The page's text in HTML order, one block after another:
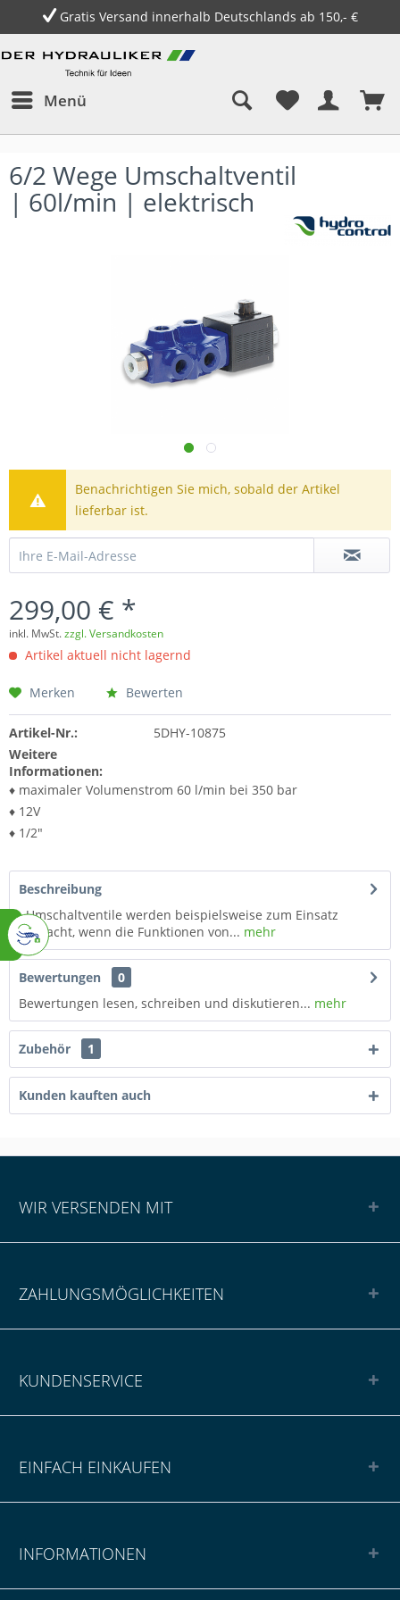
Gratis Versand innerhalb Deutschlands ab 150,- €
Menü
6/2 Wege Umschaltventil
| 60l/min | elektrisch
Benachrichtigen Sie mich, sobald der Artikel
lieferbar ist.
299,00 € *
inkl. MwSt.zzgl. Versandkosten
Artikel aktuell nicht lagernd
Merken Bewerten
Artikel-Nr.:
5DHY-10875
Weitere
Informationen:
♦ maximaler Volumenstrom 60 l/min bei 350 bar
♦ 12V
♦ 1/2"
Beschreibung
Umschaltventile werden beispielsweise zum Einsatz
gebracht, wenn die Funktionen von... mehr
Bewertungen
0
Bewertungen lesen, schreiben und diskutieren... mehr
Zubehör 1
Kunden kauften auch
WIR VERSENDEN MIT
ZAHLUNGSMÖGLICHKEITEN
KUNDENSERVICE
EINFACH EINKAUFEN
INFORMATIONEN